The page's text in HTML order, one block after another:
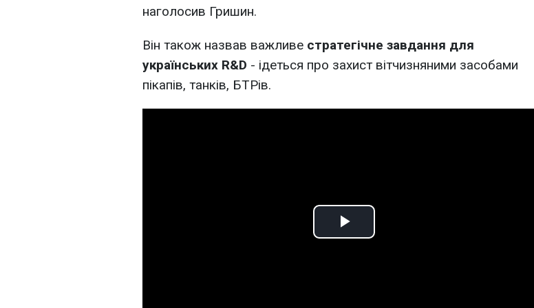
наголосив Гришин.
Він також назвав важливе стратегічне завдання для
українських R&D - ідеться про захист вітчизняними засобами
пікапів, танків, БТРів.
Play